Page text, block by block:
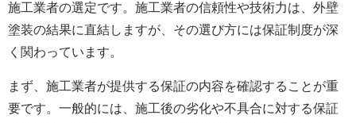
施工業者の選定です。施工業者の信頼性や技術力は、外壁
塗装の結果に直結しますが、その選び方には保証制度が深
く関わっています。
まず、施工業者が提供する保証の内容を確認することが重
要です。一般的には、施工後の劣化や不具合に対する保証